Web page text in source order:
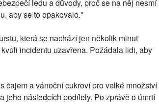
ledu a důvody, proč se na něj nesmí
aby se to opakovalo."
která se nachází jen několik minut
incidentu uzavřena. Požádala lidi, aby
čajem a vánoční cukroví pro velké množství
jeho následcích podílely. Po zprávě o úmrtí